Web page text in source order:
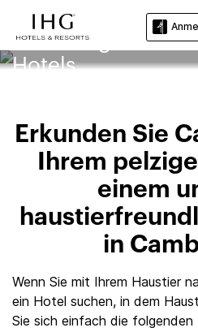
Cambridge
Hotels
Erkunden Sie
Ihrem
einem
in
Wenn Sie mit Ihrem Haustier
ein Hotel suchen, in dem
Sie sich einfach die folgenden